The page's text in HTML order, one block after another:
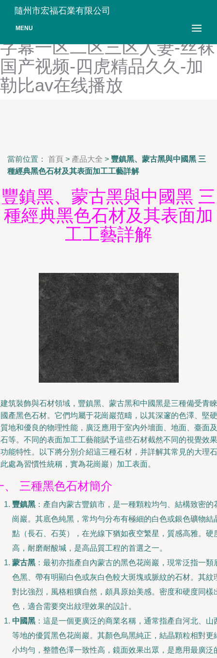
99看片-天堂在线-麻豆视频
官网-99成人免费视频-中文
字幕一区二区三区人妻-丝袜
国产视频-四虎精品久久-加
勒比av在线播放
隨州市宏福石業有限公司
MENU
當前位置： 首頁 > 產品大全 > 豐鎮黑、蒙古黑與中國黑 三
種經典黑色石材及其表面加工工藝詳解
豐鎮黑、蒙古黑與中國黑 三
種經典黑色石材及其表面加
工工藝詳解
筑裝飾與石材領域，豐鎮黑、蒙古黑和中國黑是三種備受青睞
產黑色石材。它們均屬于花崗巖范疇，以其深邃的色澤、堅硬
地和優良的物理性能，廣泛應用于室內外墻面、地面、臺面及
等。不同的表面加工工藝能賦予這些石材截然不同的視覺效果
能特性。以下將分別介紹這三種石材，并詳解其常見的大理石
處為習慣性統稱，實為花崗巖）加工表面。
、 三種黑色石材簡介
豐鎮黑 ：產自內蒙古豐鎮市，是一種顆粒均勻、結構致密的
崗巖。其底色純黑，常均勻分布有極細的白色或銀色礦物結
點（長石、石英），在光線下猶如夜空繁星，質感高雅。硬
高，耐磨耐酸堿，是高品質工程的首選之一。
蒙古黑 ：最初亦指產自內蒙古的黑色花崗巖，現常泛指一類
色黑、帶有明顯白色或灰白色較大斑塊或脈紋的石材。其紋
對比強烈，風格粗獷自然，頗具原始美感。密度和硬度同樣
色，適合需要突出紋理效果的設計。
中國黑 ：這是一個更廣泛的商業名稱，通常指產自河北、山
等地的優質黑色花崗巖。其顏色烏黑純正，結晶顆粒相對更
小均勻，整體色澤一致性高，鏡面效果出眾，是應用最廣泛